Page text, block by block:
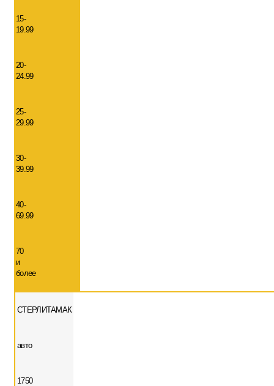
15-
19.99
20-
24.99
25-
29.99
30-
39.99
40-
69.99
70
и
более
СТЕРЛИТАМАК
авто
1750